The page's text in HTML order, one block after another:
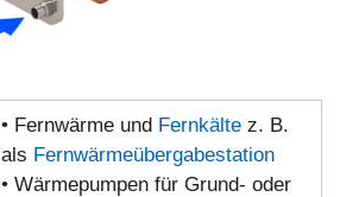
• Fernwärme und Fernkältez. B.
als Fernwärmeübergabestation
• Wärmepumpen für Grund- oder